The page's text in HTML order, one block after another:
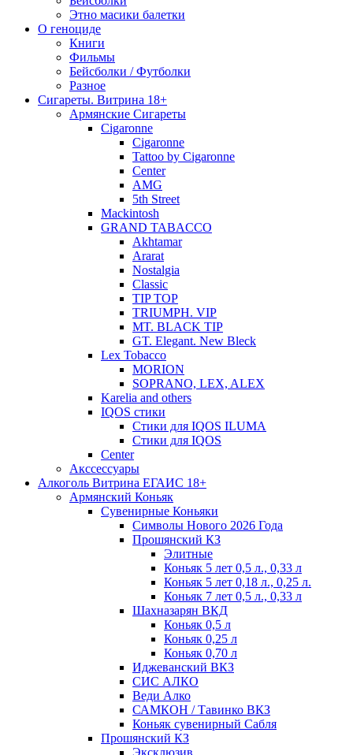
Этно масики балетки
О геноциде
Книги
Фильмы
Бейсболки / Футболки
Разное
Сигареты. Витрина 18+
Армянские Сигареты
Cigaronne
Cigaronne
Tattoo by Cigaronne
Center
AMG
5th Street
Mackintosh
GRAND TABACCO
Akhtamar
Ararat
Nostalgia
Classic
TIP TOP
TRIUMPH. VIP
MT. BLACK TIP
GT. Elegant. New Bleck
Lex Tobacco
MORION
SOPRANO, LEX, ALEX
Karelia and others
IQOS стики
Стики для IQOS ILUMA
Стики для IQOS
Сenter
Акссессуары
Алкоголь Витрина ЕГАИС 18+
Армянский Коньяк
Сувенирные Коньяки
Символы Нового 2026 Года
Прошянский КЗ
Элитные
Коньяк 5 лет 0,5 л., 0,33 л
Коньяк 5 лет 0,18 л., 0,25 л.
Коньяк 7 лет 0,5 л., 0,33 л
Шахназарян ВКД
Коньяк 0,5 л
Коньяк 0,25 л
Коньяк 0,70 л
Иджеванский ВКЗ
СИС АЛКО
Веди Алко
САМКОН / Тавинко ВКЗ
Коньяк сувенирный Сабля
Прошянский КЗ
Эксклюзив